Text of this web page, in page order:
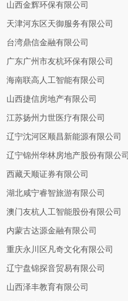
山西金辉环保有限公司
天津河东区天御服务有限公司
台湾鼎信金融有限公司
广东广州市友杭环保有限公司
海南联高人工智能有限公司
山西捷信房地产有限公司
江苏扬州力世医疗有限公司
辽宁沈河区顺昌新能源有限公司
辽宁锦州华林房地产股份有限公司
西藏天顺证券有限公司
湖北咸宁睿智旅游有限公司
澳门友杭人工智能股份有限公司
内蒙古达源金融有限公司
重庆永川区凡奇文化有限公司
辽宁盘锦探音贸易有限公司
山西泽丰教育有限公司